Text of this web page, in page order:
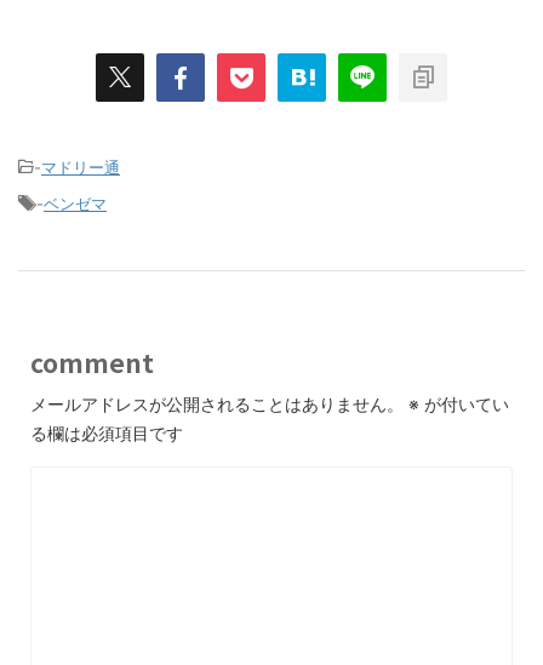
-マドリー通
-ベンゼマ
comment
メールアドレスが公開されることはありません。 ※ が付いてい
る欄は必須項目です